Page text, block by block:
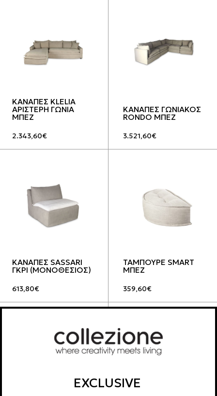
ΚΑΝΑΠΕΣ KLELIA
ΑΡΙΣΤΕΡΗ ΓΩΝΙΑ
ΜΠΕΖ
2.343,60€
ΚΑΝΑΠΕΣ ΓΩΝΙΑΚΟΣ
RONDO ΜΠΕΖ
3.521,60€
ΚΑΝΑΠΕΣ SASSARI
ΓΚΡΙ (ΜΟΝΟΘΕΣΙΟΣ)
613,80€
ΤΑΜΠΟΥΡΕ SMART
ΜΠΕΖ
359,60€
EXCLUSIVE